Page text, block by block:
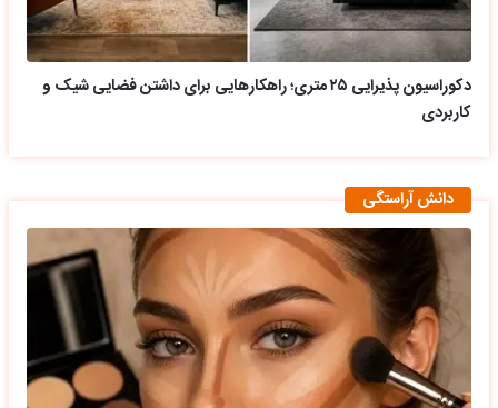
دکوراسیون پذیرایی ۲۵ متری؛ راهکارهایی برای داشتن فضایی شیک و
کاربردی
دانش آراستگی